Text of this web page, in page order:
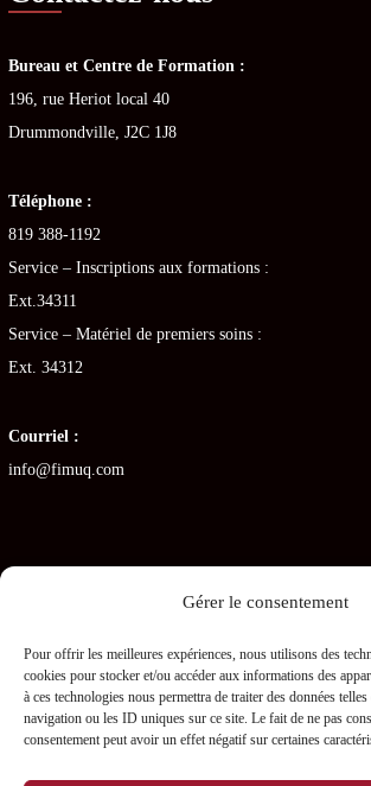
Gérer le consentement
Pour offrir les meilleures expériences, nous utilisons des
cookies pour stocker et/ou accéder aux informations des
à ces technologies nous permettra de traiter des données
navigation ou les ID uniques sur ce site. Le fait de ne pas
consentement peut avoir un effet négatif sur certaines
Bureau et Centre de Formation :
196, rue Heriot local 40
Drummondville, J2C 1J8
Téléphone :
819 388-1192
Service – Inscriptions aux formations :
Ext.34311
Service – Matériel de premiers soins :
Ext. 34312
Courriel :
info@fimuq.com
Articles récents
Combiner la RCR et la PDSB : une formation
Premiers soins en RPA : quelles sont les obligations